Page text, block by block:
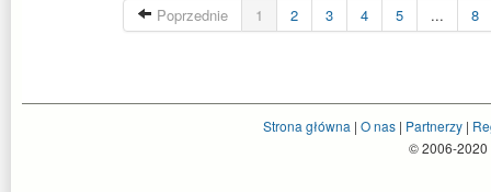
Poprzednie
1 2 3 4 5 ... 8
Strona główna | O nas| Partnerzy|
© 2006-2020